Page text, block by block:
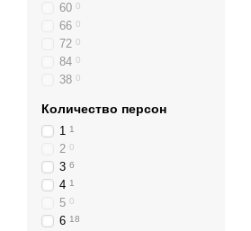
60 0
66 0
72 0
84 0
38 0
Количество персон
1 1
2 0
3 6
4 1
5 0
6 18